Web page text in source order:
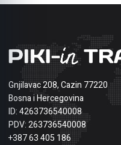
Gnjilavac 208, Cazin 77220
Bosna i Hercegovina
ID: 4263736540008
PDV: 263736540008
+387 63 405 186